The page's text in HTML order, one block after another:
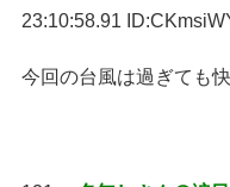
23:10:58.91
今回の台風は過ぎても